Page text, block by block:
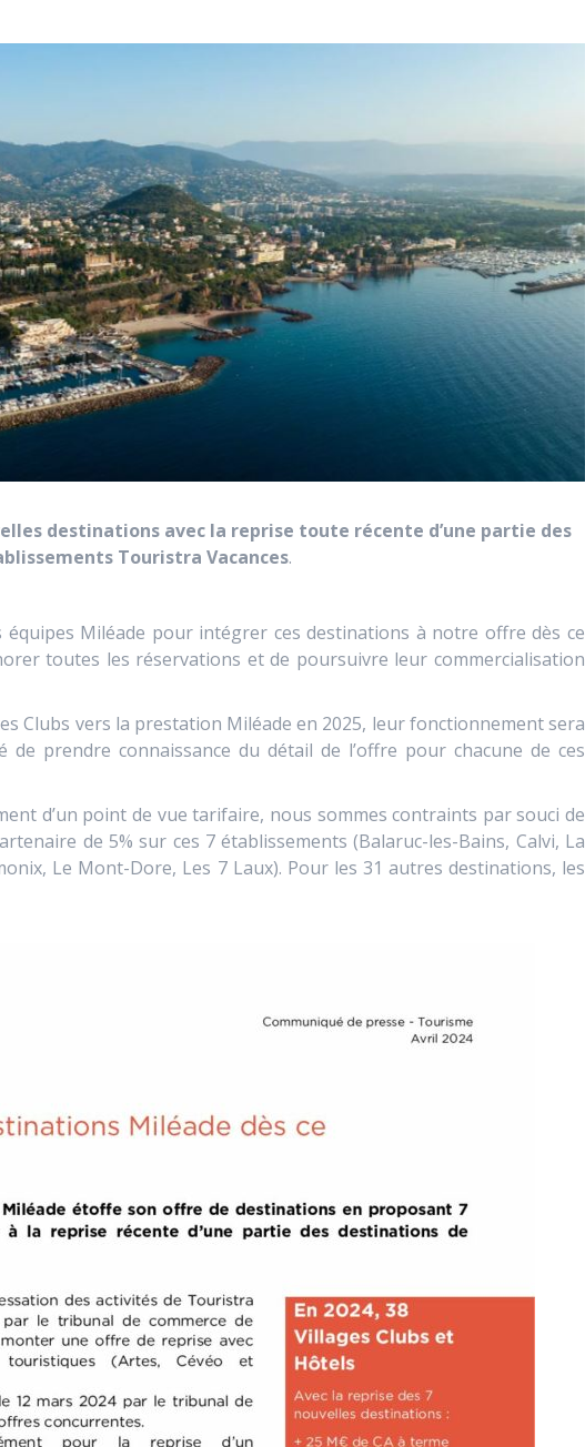
destinations avec la reprise toute récente d’une partie des
Touristra Vacances.
Miléade pour intégrer ces destinations à notre offre dès ce
toutes les réservations et de poursuivre leur commercialisation
Clubs vers la prestation Miléade en 2025, leur fonctionnement sera
prendre connaissance du détail de l’offre pour chacune de ces
d’un point de vue tarifaire, nous sommes contraints par souci de
de 5% sur ces 7 établissements (Balaruc-les-Bains, Calvi, La
Le Mont-Dore, Les 7 Laux). Pour les 31 autres destinations, les